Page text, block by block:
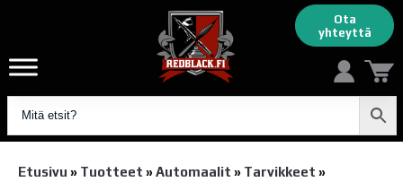
Ota
yhteyttä
Etusivu » Tuotteet » Automaalit » Tarvikkeet »